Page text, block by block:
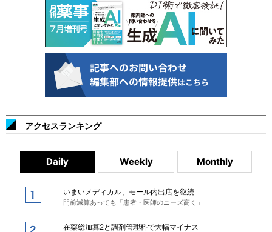
アクセスランキング
Daily Weekly Monthly
いまいメディカル、モール内出店を継続
門前減算あっても「患者・医師のニーズ高く」
在薬総加算2と調剤管理料で大幅マイナス